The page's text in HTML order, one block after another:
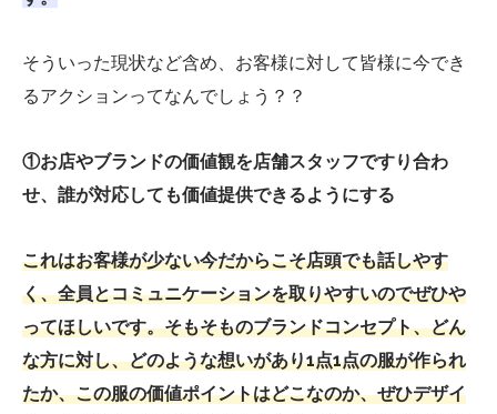
そういった現状など含め、お客様に対して皆様に今でき
るアクションってなんでしょう？？
①お店やブランドの価値観を店舗スタッフですり合わ
せ、誰が対応しても価値提供できるようにする
これはお客様が少ない今だからこそ店頭でも話しやす
く、全員とコミュニケーションを取りやすいのでぜひや
ってほしいです。そもそものブランドコンセプト、どん
な方に対し、どのような想いがあり1点1点の服が作られ
たか、この服の価値ポイントはどこなのか、ぜひデザイ